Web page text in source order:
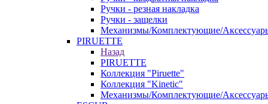
Ручки - резная накладка
Ручки - защелки
Механизмы/Комплектующие/
PIRUETTE
Назад
PIRUETTE
Коллекция "Piruette"
Коллекция "Kinetic"
Механизмы/Комплектующие/